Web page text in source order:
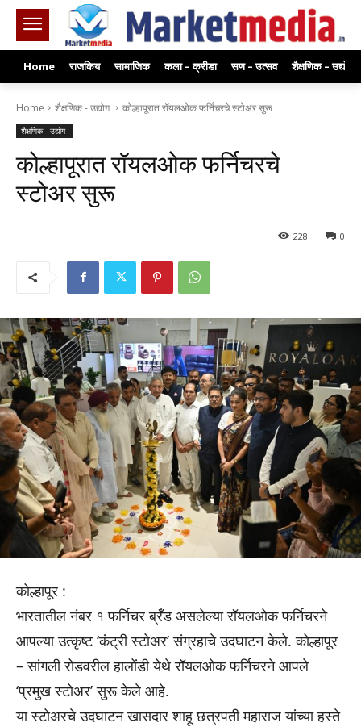
Home राजकिय सामाजिक कला – क्रीडा सण – उत्सव शैक्षणिक – उद्योग
Home शैक्षणिक - उद्योग कोल्हापूरात रॉयलओक फर्निचरचे स्टोअर सुरू
शैक्षणिक - उद्योग
कोल्हापूरात रॉयलओक फर्निचरचे
स्टोअर सुरू
0
228
कोल्हापूर :
भारतातील नंबर १ फर्निचर ब्रँड असलेल्या रॉयलओक फर्निचरने
आपल्या उत्कृष्ट ‘कंट्री स्टोअर’ संग्रहाचे उदघाटन केले. कोल्हापूर
– सांगली रोडवरील हालोंडी येथे रॉयलओक फर्निचरने आपले
‘प्रमुख स्टोअर’ सुरू केले आहे.
या स्टोअरचे उदघाटन खासदार शाहू छत्रपती महाराज यांच्या हस्ते